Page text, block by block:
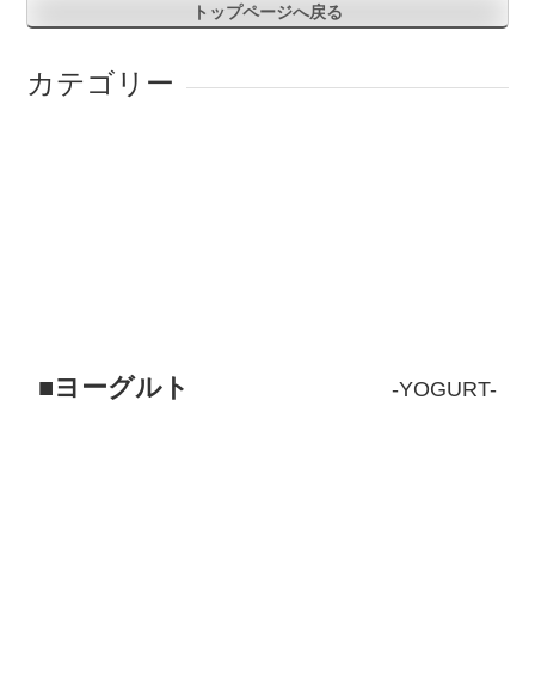
トップページへ戻る
カテゴリー
ヨーグルト YOGURT